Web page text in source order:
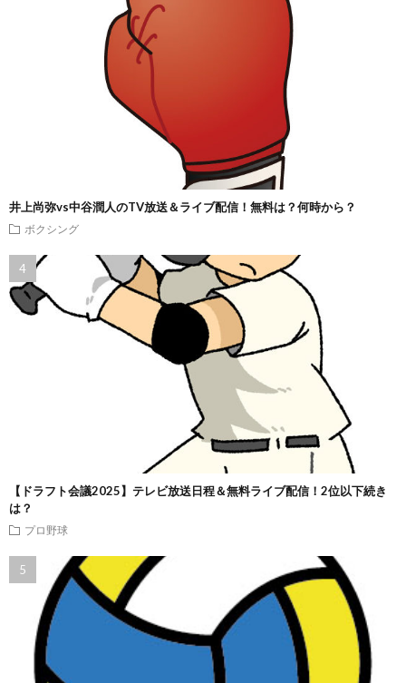
井上尚弥vs中谷潤人のTV放送＆ライブ配信！無料は？何時から？
ボクシング
【ドラフト会議2025】テレビ放送日程＆無料ライブ配信！2位以下続き
は？
プロ野球